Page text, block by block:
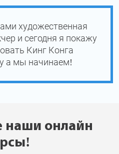
художественная
и сегодня я покажу
Кинг Конга
а мы начинаем!
наши онлайн